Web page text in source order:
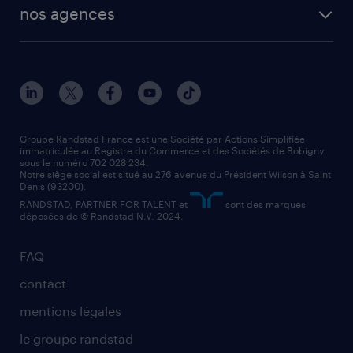
manutentionnaire
assistant administratif
comptable
solutions opérationnelles
contact entreprise
faq intérim / recrutement
nos agences
nos agences par ville
nos agences par région
nos cabinets de recrutement
FAQ
contact
mentions légales
le groupe randstad
Groupe Randstad France est une Société par Actions Simplifiée
immatriculée au Registre du Commerce et des Sociétés de Bobigny
sous le numéro 702 028 234.
Notre siège social est situé au 276 avenue du Président Wilson à Saint
Denis (93200).
RANDSTAD, PARTNER FOR TALENT et
sont des marques
déposées de © Randstad N.V. 2024.